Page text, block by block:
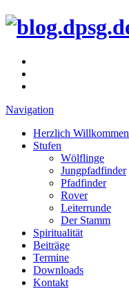
Navigation
Herzlich Willkommen
Stufen
Wölflinge
Jungpfadfinder
Pfadfinder
Rover
Leiterrunde
Der Stamm
Spiritualität
Beiträge
Termine
Downloads
Kontakt